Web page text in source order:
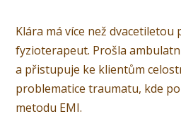
Klára má více než dvacetiletou
fyzioterapeut. Prošla
a přistupuje ke klientům
problematice traumatu, kde
metodu EMI.